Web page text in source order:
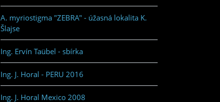
A. myriostigma "ZEBRA" - úžasná lokalita K.
Šlajse
Ing. Ervín Taübel - sbírka
Ing. J. Horal - PERU 2016
Ing. J. Horal Mexico 2008